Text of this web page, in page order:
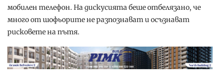
мобилен телефон. На дискусията беше отбелязано, че
много от шофьорите не разпознават и осъзнават
рисковете на пътя.